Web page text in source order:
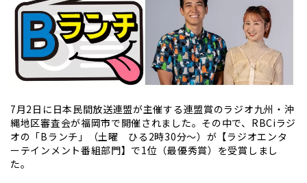
7月2日に日本民間放送連盟が主催する連盟賞のラジオ九州・沖
縄地区審査会が福岡市で開催されました。その中で、RBCiラジ
オの「Bランチ」（土曜 ひる2時30分～）が【ラジオエンタ
ーテインメント番組部門】で1位（最優秀賞）を受賞しまし
た。